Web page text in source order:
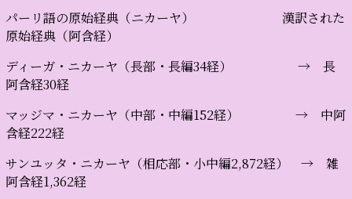
パーリ語の原始経典（ニカーヤ） 漢訳された
原始経典（阿含経）
ディーガ・ニカーヤ（長部・長編34経） → 長
阿含経30経
マッジマ・ニカーヤ（中部・中編152経） → 中阿
含経222経
サンユッタ・ニカーヤ（相応部・小中編2,872経） → 雑
阿含経1,362経